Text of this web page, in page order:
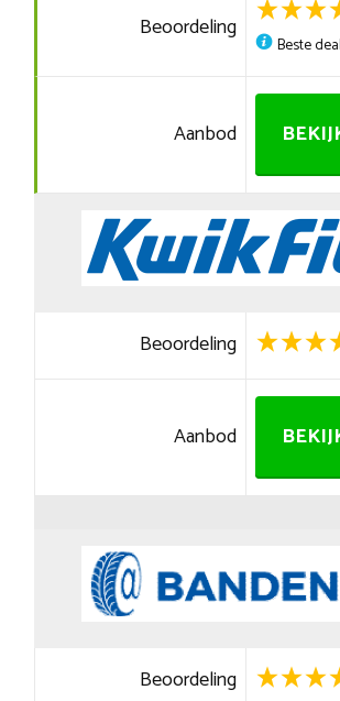
Beoordeling
Beste
Aanbod
Beoordeling
Aanbod
Beoordeling